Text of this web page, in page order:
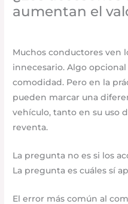
aumentan el
Muchos conductores ven
innecesario. Algo
comodidad. Pero en la
pueden marcar una
vehículo, tanto en su uso
reventa.
La pregunta no es si los
La pregunta es cuáles sí
El error más común al